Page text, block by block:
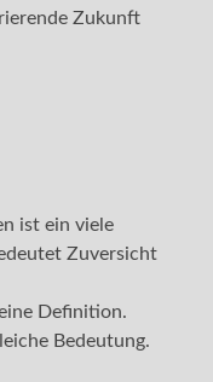
Zukunft
ist ein viele
Zuversicht
Definition.
Bedeutung.